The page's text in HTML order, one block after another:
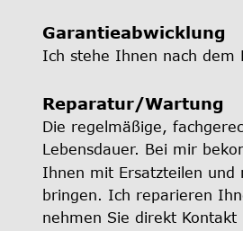
Garantieabwicklung
Ich stehe Ihnen nach
Reparatur/Wartung
Die regelmäßige,
Lebensdauer. Bei mir
Ihnen mit Ersatzteilen
bringen. Ich reparieren
nehmen Sie direkt